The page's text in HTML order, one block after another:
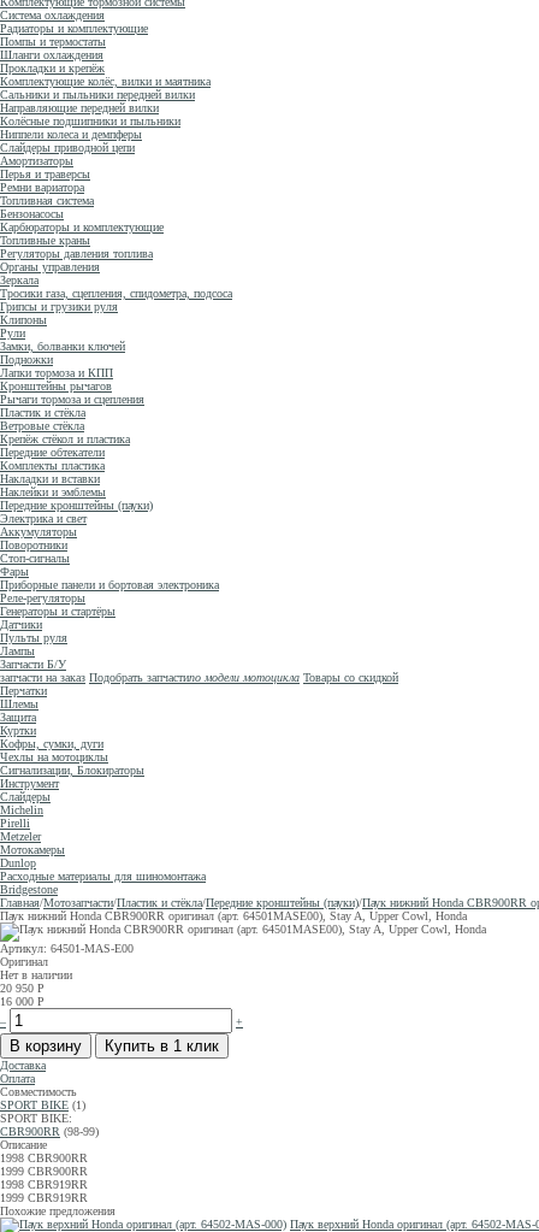
Система охлаждения
Радиаторы и комплектующие
Помпы и термостаты
Шланги охлаждения
Прокладки и крепёж
Комплектующие колёс, вилки и маятника
Сальники и пыльники передней вилки
Направляющие передней вилки
Колёсные подшипники и пыльники
Ниппели колеса и демпферы
Слайдеры приводной цепи
Амортизаторы
Перья и траверсы
Ремни вариатора
Топливная система
Бензонасосы
Карбюраторы и комплектующие
Топливные краны
Регуляторы давления топлива
Органы управления
Зеркала
Тросики газа, сцепления, спидометра, подсоса
Грипсы и грузики руля
Клипоны
Рули
Замки, болванки ключей
Подножки
Лапки тормоза и КПП
Кронштейны рычагов
Рычаги тормоза и сцепления
Пластик и стёкла
Ветровые стёкла
Крепёж стёкол и пластика
Передние обтекатели
Комплекты пластика
Накладки и вставки
Наклейки и эмблемы
Передние кронштейны (пауки)
Электрика и свет
Аккумуляторы
Поворотники
Стоп-сигналы
Фары
Приборные панели и бортовая электроника
Реле-регуляторы
Генераторы и стартёры
Датчики
Пульты руля
Лампы
Запчасти Б/У
запчасти на заказ Подобрать запчастипо модели мотоцикла Товары со скидкой
Перчатки
Шлемы
Защита
Куртки
Кофры, сумки, дуги
Чехлы на мотоциклы
Сигнализации, Блокираторы
Инструмент
Слайдеры
Michelin
Pirelli
Metzeler
Мотокамеры
Dunlop
Расходные материалы для шиномонтажа
Bridgestone
Главная/Мотозапчасти/Пластик и стёкла/Передние кронштейны (пауки)/Паук нижний Honda CBR900RR
Паук нижний Honda CBR900RR оригинал (арт. 64501MASE00), Stay A, Upper Cowl, Honda
Артикул: 64501-MAS-E00
Оригинал
Нет в наличии
20 950 Р
16 000 Р
–
+
Доставка
Оплата
Совместимость
SPORT BIKE (1)
SPORT BIKE:
CBR900RR (98-99)
Описание
1998 CBR900RR
1999 CBR900RR
1998 CBR919RR
1999 CBR919RR
Похожие предложения
Паук верхний Honda оригинал (арт. 64502-MAS-